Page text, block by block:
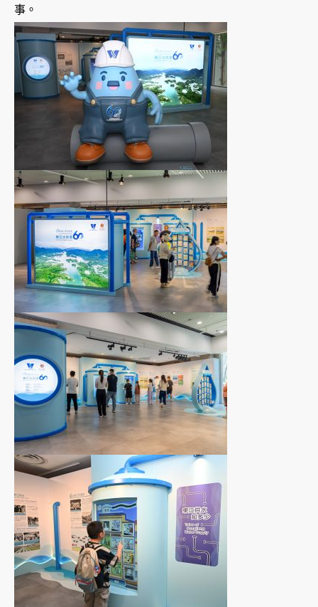
事。